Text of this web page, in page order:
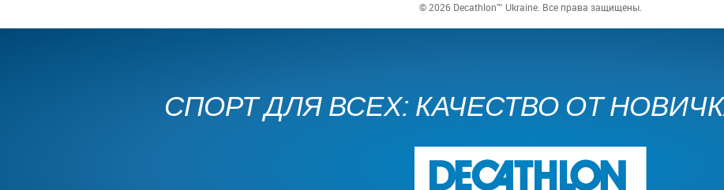
© 2026 Decathlon™ Ukraine. Все права защищены.
СПОРТ ДЛЯ ВСЕХ: КАЧЕСТВО ОТ